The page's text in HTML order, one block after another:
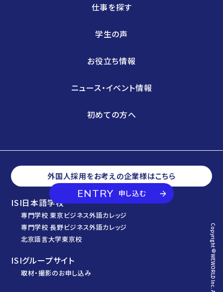
ENTRY 申し込む
仕事を探す
学生の声
お役立ち情報
ニュース・イベント情報
初めての方へ
外国人採用をお考えの企業様はこちら
ISI日本語学校
専門学校 東京ビジネス外語カレッジ
専門学校 長野ビジネス外語カレッジ
北京語言大学東京校
ISIグループサイト
取材・撮影のお申し込み